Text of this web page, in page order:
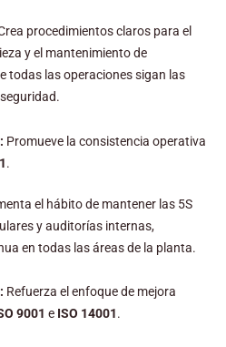
procedimientos claros para el
y el mantenimiento de
todas las operaciones sigan las
Promueve la consistencia operativa
.
el hábito de mantener las 5S
y auditorías internas,
en todas las áreas de la planta.
Refuerza el enfoque de mejora
9001 e ISO 14001.